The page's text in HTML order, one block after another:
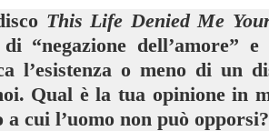
This Life Denied Me
“negazione dell’amore”
l’esistenza o meno di un
Qual è la tua opinione in
a cui l’uomo non può opporsi?